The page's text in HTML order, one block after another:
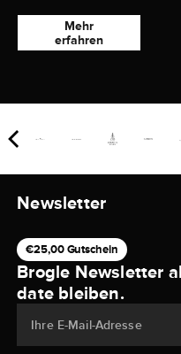
Mehr
erfahren
Newsletter
€25,00 Gutschein
Brogle Newsletter
date bleiben.
Ihre E-Mail-Adresse